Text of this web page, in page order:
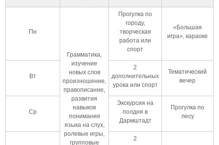
Пн
Грамматика,
изучение
новых слов
произношение,
правописание,
развития
навыков
понимания
языка на слух,
ролевые игры,
групповые
Прогулка по
городу,
творческая
работа или
спорт
«Большая
игра», караоке
Вт
2
дополнительных
урока или спорт
Тематический
вечер
Ср
Экскурсия на
полдня в
Дармштадт
Прогулка по
лесу
2